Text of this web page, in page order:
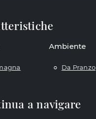
Ambiente
Da Pranzo
a navigare